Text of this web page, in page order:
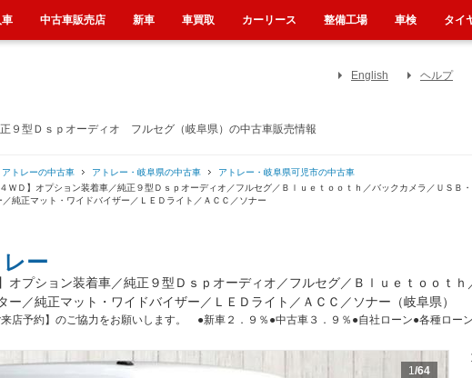
型Ｄｓｐオーディオ フルセグ（岐阜県）の中古車販売情報
English ヘルプ
アトレーの中古車 アトレー・岐阜県の中古車
アトレー・岐阜県可児市の中古車
Ｄ】オプション装着車／純正９型Ｄｓｐオーディオ／フルセグ／Ｂｌｕｅｔｏｏｔｈ／バックカメラ／ＵＳＢ
純正マット・ワイドバイザー／ＬＥＤライト／ＡＣＣ／ソナー
ー
プション装着車／純正９型Ｄｓｐオーディオ／フルセグ／Ｂｌｕｅｔｏｏｔ
ー／純正マット・ワイドバイザー／ＬＥＤライト／ＡＣＣ／ソナー（岐阜県）
店予約】のご協力をお願いします。 ●新車２．９％●中古車３．９％●自社ローン●各種ローン
1/64
中古車販売店 新車 車買取 カーリース 整備工場 車検 タイ